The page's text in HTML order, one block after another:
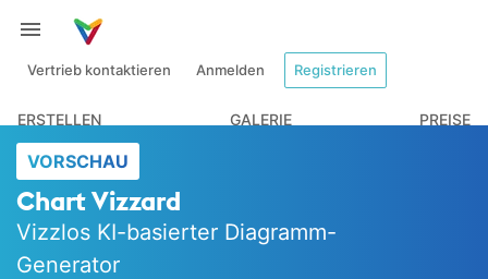
Vertrieb kontaktieren Anmelden Registrieren
ERSTELLEN GALERIE PREISE
VORSCHAU
Chart Vizzard
Vizzlos KI-basierter Diagramm-
Generator